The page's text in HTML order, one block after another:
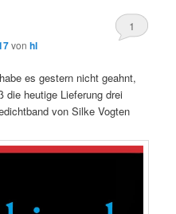
vonhl
1
es gestern nicht geahnt,
die heutige Lieferung drei
von Silke Vogten